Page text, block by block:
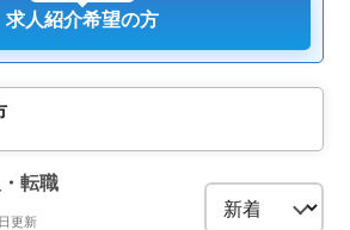
求人紹介希望の方
転職
更新